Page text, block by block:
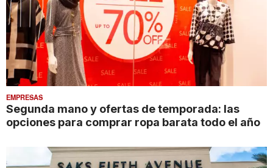
EMPRESAS
Segunda mano y ofertas de temporada: las
opciones para comprar ropa barata todo el año